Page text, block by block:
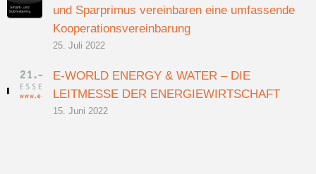
und Sparprimus vereinbaren eine umfassende
Kooperationsvereinbarung
25. Juli 2022
E-WORLD ENERGY & WATER – DIE
LEITMESSE DER ENERGIEWIRTSCHAFT
15. Juni 2022